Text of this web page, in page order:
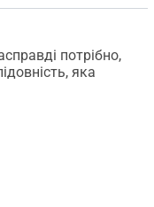
потрібно,
яка